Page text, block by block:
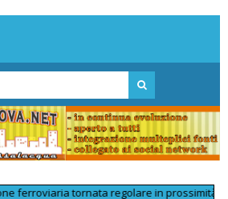
tornata regolare in prossimità di